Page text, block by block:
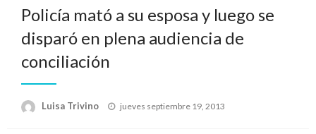
Policía mató a su esposa y luego se
disparó en plena audiencia de
conciliación
Luisa Trivino
Publicado
jueves septiembre 19, 2013